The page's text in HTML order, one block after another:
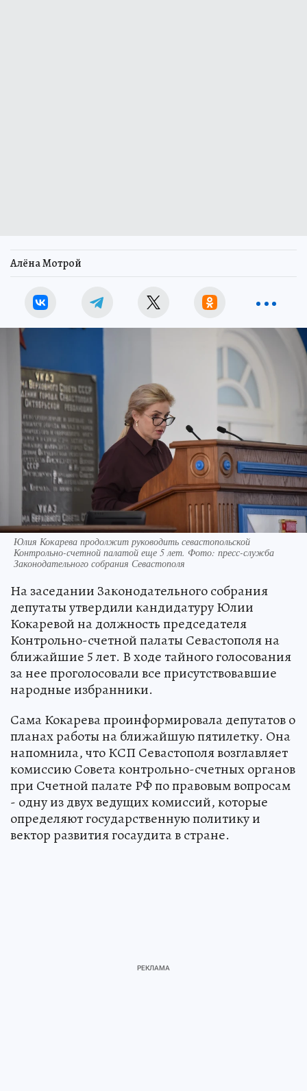
Алёна Мотрой
Юлия Кокарева продолжит руководить севастопольской
Контрольно-счетной палатой еще 5 лет. Фото: пресс-служба
Законодательного собрания Севастополя
На заседании Законодательного собрания
депутаты утвердили кандидатуру Юлии
Кокаревой на должность председателя
Контрольно-счетной палаты Севастополя на
ближайшие 5 лет. В ходе тайного голосования
за нее проголосовали все присутствовавшие
народные избранники.
Сама Кокарева проинформировала депутатов о
планах работы на ближайшую пятилетку. Она
напомнила, что КСП Севастополя возглавляет
комиссию Совета контрольно-счетных органов
при Счетной палате РФ по правовым вопросам
- одну из двух ведущих комиссий, которые
определяют государственную политику и
вектор развития госаудита в стране.